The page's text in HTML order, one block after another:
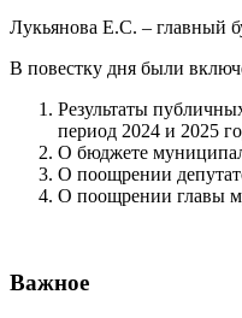
Лукьянова Е.С. – главный
В повестку дня были
Результаты
период 2024 и 2025
О бюджете
О поощрении
О поощрении главы
Важное